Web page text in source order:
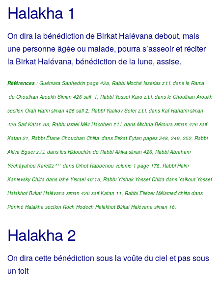
Halakha 1
On dira la bénédiction de Birkat Halévana debout, mais
une personne âgée ou malade, pourra s’asseoir et réciter
la Birkat Halévana, bénédiction de la lune, assise.
Références : Guémara Sanhedrin page 42a, Rabbi Moché Isserlas z.t.l. dans le Rama
du Choulhan Aroukh Siman 426 saif 1, Rabbi Yossef Karo z.t.l. dans le Choulhan Aroukh
section Orah Haïm siman 426 saif 2, Rabbi Yaakov Sofer z.t.l. dans Kaf Hahaïm siman
426 Saif Katan 63, Rabbi Israel Méir Hacohen z.t.l. dans Michna Béroura siman 426 saif
Katan 21, Rabbi Étane Chouchan Chlita dans Birkat Eytan pages 248, 249, 252, Rabbi
Akiva Eguer z.t.l. dans les Hidouchim de Rabbi Akiva siman 426, Rabbi Abraham
Yéchâyahou Karelitz z.t.l dans Orhot Rabbénou volume 1 page 178, Rabbi Haim
Kanievsky Chlita dans Ishé Yisrael 40:15, Rabbi Ytshak Yossef Chlita dans Yalkout Yossef
Halakhot Birkat Halévana siman 426 saif Katan 11, Rabbi Eliézer Mélamed chlita dans
Péniné Halakha section Roch Hodech Halakhot Birkat Halévana siman 16.
Halakha 2
On dira cette bénédiction sous la voûte du ciel et pas sous
un toit